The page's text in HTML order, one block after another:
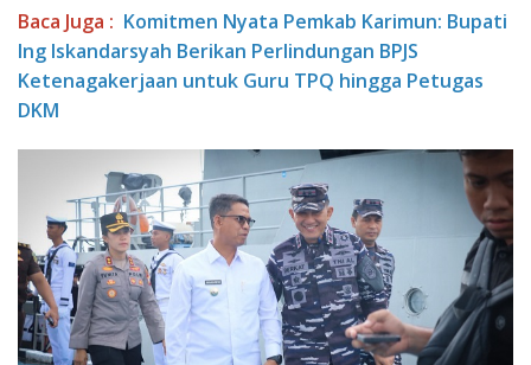
Baca Juga : Komitmen Nyata Pemkab Karimun: Bupati
Ing Iskandarsyah Berikan Perlindungan BPJS
Ketenagakerjaan untuk Guru TPQ hingga Petugas
DKM